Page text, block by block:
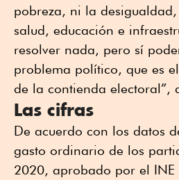
pobreza, ni la
salud, educación e
resolver nada, pero sí
problema político, que es
de la contienda electoral”,
Las cifras
De acuerdo con los datos
gasto ordinario de los
2020, aprobado por el INE